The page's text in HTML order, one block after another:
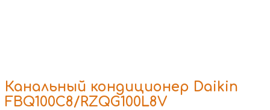
Канальный кондиционер Daikin
FBQ100C8/RZQG100L8V